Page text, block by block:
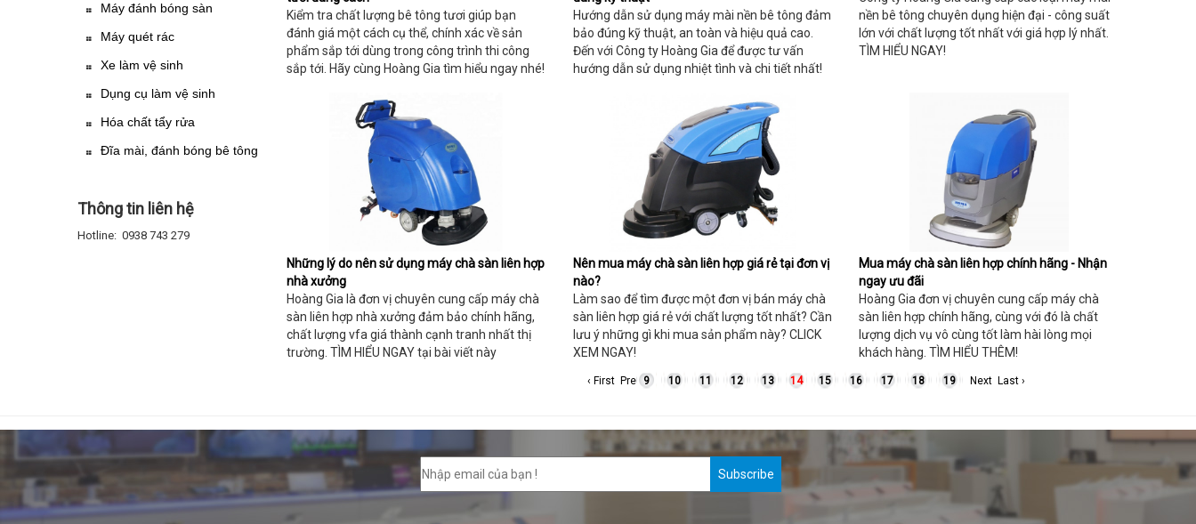
Máy đánh bóng sàn
Máy quét rác
Xe làm vệ sinh
Dụng cụ làm vệ sinh
Hóa chất tẩy rửa
Đĩa mài, đánh bóng bê tông
Thông tin liên hệ
Hotline: 0938 743 279
Kiểm tra chất lượng bê tông tươi giúp bạn
đánh giá một cách cụ thể, chính xác về sản
phẩm sắp tới dùng trong công trình thi công
sắp tới. Hãy cùng Hoàng Gia tìm hiểu ngay nhé!
Hướng dẫn sử dụng máy mài nền bê tông đảm
bảo đúng kỹ thuật, an toàn và hiệu quả cao.
Đến với Công ty Hoàng Gia để được tư vấn
hướng dẫn sử dụng nhiệt tình và chi tiết nhất!
nền bê tông chuyên dụng hiện đại - công suất
lớn với chất lượng tốt nhất với giá hợp lý nhất.
TÌM HIỂU NGAY!
Những lý do nên sử dụng máy chà sàn liên hợp
nhà xưởng
Hoàng Gia là đơn vị chuyên cung cấp máy chà
sàn liên hợp nhà xưởng đảm bảo chính hãng,
chất lượng vfa giá thành cạnh tranh nhất thị
trường. TÌM HIỂU NGAY tại bài viết này
Nên mua máy chà sàn liên hợp giá rẻ tại đơn vị
nào?
Làm sao để tìm được một đơn vị bán máy chà
sàn liên hợp giá rẻ với chất lượng tốt nhất? Cần
lưu ý những gì khi mua sản phẩm này? CLICK
XEM NGAY!
Mua máy chà sàn liên hợp chính hãng - Nhận
ngay ưu đãi
Hoàng Gia đơn vị chuyên cung cấp máy chà
sàn liên hợp chính hãng, cùng với đó là chất
lượng dịch vụ vô cùng tốt làm hài lòng mọi
khách hàng. TÌM HIỂU THÊM!
‹ First Pre 9 10 11 12 13 14 15 16 17 18 19 Next Last ›
Subscribe